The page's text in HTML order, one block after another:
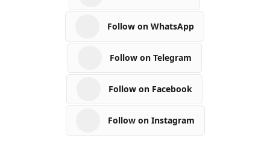
Follow on WhatsApp
Follow on Telegram
Follow on Facebook
Follow on Instagram